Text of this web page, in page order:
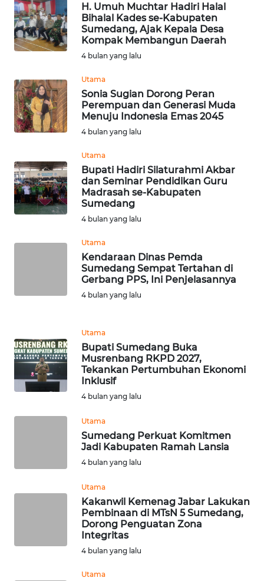
H. Umuh Muchtar Hadiri Halal
Bihalal Kades se-Kabupaten
Sumedang, Ajak Kepala Desa
Kompak Membangun Daerah
4 bulan yang lalu
Utama
Sonia Sugian Dorong Peran
Perempuan dan Generasi Muda
Menuju Indonesia Emas 2045
4 bulan yang lalu
Utama
Bupati Hadiri Silaturahmi Akbar
dan Seminar Pendidikan Guru
Madrasah se-Kabupaten
Sumedang
4 bulan yang lalu
Utama
Kendaraan Dinas Pemda
Sumedang Sempat Tertahan di
Gerbang PPS, Ini Penjelasannya
4 bulan yang lalu
Utama
Bupati Sumedang Buka
Musrenbang RKPD 2027,
Tekankan Pertumbuhan Ekonomi
Inklusif
4 bulan yang lalu
Utama
Sumedang Perkuat Komitmen
Jadi Kabupaten Ramah Lansia
4 bulan yang lalu
Utama
Kakanwil Kemenag Jabar Lakukan
Pembinaan di MTsN 5 Sumedang,
Dorong Penguatan Zona
Integritas
4 bulan yang lalu
Utama
WN
RIAU
SERAMBI
WN
JAMBI
SULTRA
WN
NTB
WN
SULBAR
BABEL
WN
SUMBAR
WN
BENGKULU
WN